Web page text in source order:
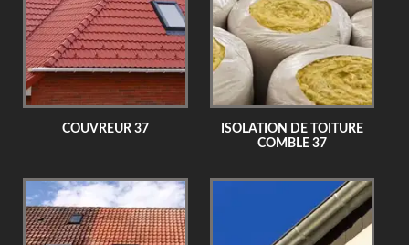
COUVREUR 37
ISOLATION DE TOITURE
COMBLE 37